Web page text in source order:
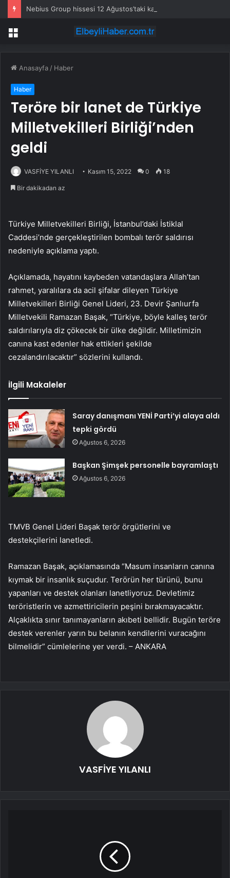
Menü
Anasayfa / Haber
Haber
Teröre bir lanet de Türkiye
Milletvekilleri Birliği’nden
geldi
VASFİYE YILANLI Kasım 15, 2022 0 18
Bir dakikadan az
Türkiye Milletvekilleri Birliği, İstanbul’daki İstiklal
Caddesi’nde gerçekleştirilen bombalı terör saldırısı
nedeniyle açıklama yaptı.
Açıklamada, hayatını kaybeden vatandaşlara Allah’tan
rahmet, yaralılara da acil şifalar dileyen Türkiye
Milletvekilleri Birliği Genel Lideri, 23. Devir Şanlıurfa
Milletvekili Ramazan Başak, “Türkiye, böyle kalleş terör
saldırılarıyla diz çökecek bir ülke değildir. Milletimizin
canına kast edenler hak ettikleri şekilde
cezalandırılacaktır” sözlerini kullandı.
İlgili Makaleler
Saray danışmanı YENİ Parti’yi alaya aldı
tepki gördü
Ağustos 6, 2026
Başkan Şimşek personelle bayramlaştı
Ağustos 6, 2026
TMVB Genel Lideri Başak terör örgütlerini ve
destekçilerini lanetledi.
Ramazan Başak, açıklamasında “Masum insanların canına
kıymak bir insanlık suçudur. Terörün her türünü, bunu
yapanları ve destek olanları lanetliyoruz. Devletimiz
teröristlerin ve azmettiricilerin peşini bırakmayacaktır.
Alçaklıkta sınır tanımayanların akıbeti bellidir. Bugün teröre
destek verenler yarın bu belanın kendilerini vuracağını
bilmelidir” cümlelerine yer verdi. – ANKARA
VASFİYE YILANLI